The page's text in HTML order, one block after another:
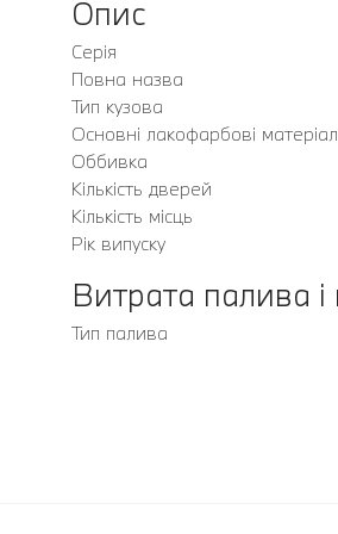
Опис
Серія
Повна назва
Тип кузова
Основні лакофарбові
Оббивка
Кількість дверей
Кількість місць
Рік випуску
Витрата палива
Тип палива